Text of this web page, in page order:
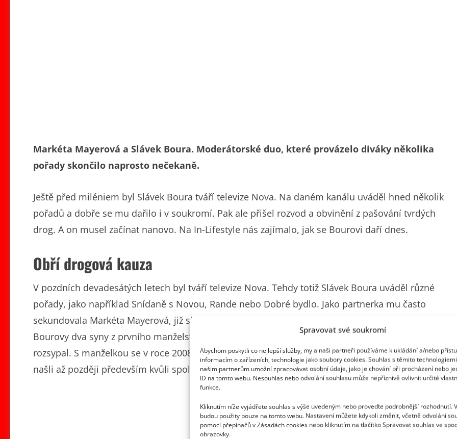
Spravovat své soukromí
Abychom poskytli co nejlepší služby, my a naši partneři používáme k ukládání a/nebo
informacím o zařízeních, technologie jako soubory cookies. Souhlas s těmito
našim partnerům umožní zpracovávat osobní údaje, jako je chování při procházení nebo
ID na tomto webu. Nesouhlas nebo odvolání souhlasu může nepříznivě ovlivnit určité
funkce.
Kliknutím níže vyjádřete souhlas s výše uvedeným nebo proveďte podrobnější rozhodnutí.
budou použity pouze na tomto webu. Nastavení můžete kdykoli změnit, včetně odvolání
pomocí přepínačů v Zásadách cookies nebo kliknutím na tlačítko Spravovat souhlas ve
obrazovky.
Markéta Mayerová a Slávek Boura. Moderátorské duo, které provázelo diváky několika
pořady skončilo naprosto nečekaně.
Ještě před miléniem byl Slávek Boura tváří televize Nova. Na daném kanálu uváděl hned několik
pořadů a dobře se mu dařilo i v soukromí. Pak ale přišel rozvod a obvinění z pašování tvrdých
drog. A on musel začínat nanovo. Na In-Lifestyle nás zajímalo, jak se Bourovi daří dnes.
Obří drogová kauza
V pozdních devadesátých letech byl tváří televize Nova. Tehdy totiž Slávek Boura uváděl různé
pořady, jako například Snídaně s Novou, Rande nebo Dobré bydlo. Jako partnerka mu často
sekundovala Markéta Mayerová, již si později vzal. Společně měli dceru Agátu, která doplnila
Bourovy dva syny z prvního manželství. Zdánlivě dokonale našlápnutý život se však Slávkovi
rozsypal. S manželkou se v roce 2008 rozvedli, což ho velmi zasáhlo. Cestu k sobě si partneři
našli až později především kvůli společné dceři.